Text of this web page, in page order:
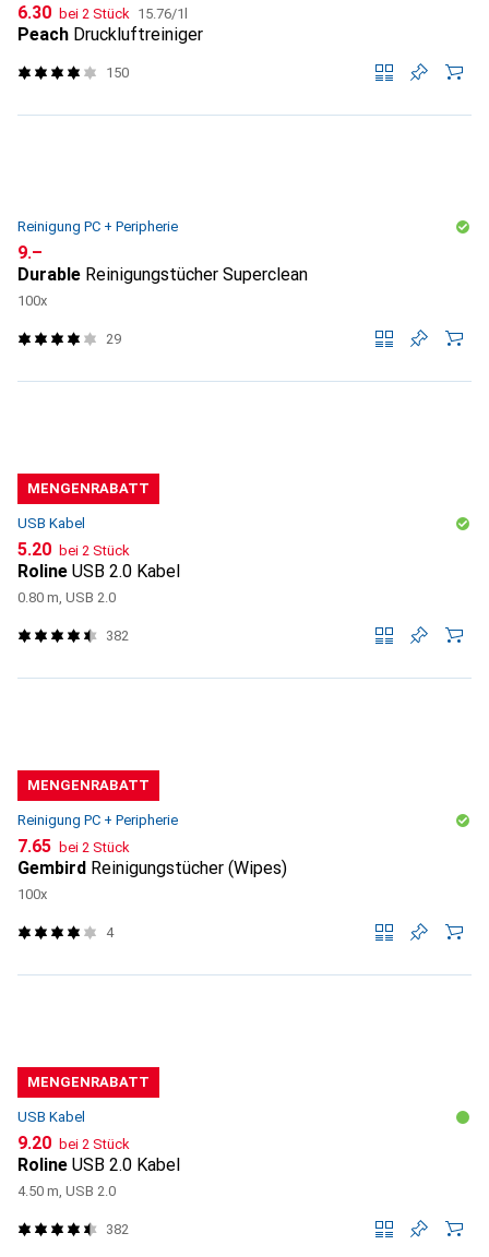
CHF
6.30 bei 2 Stück CHF
15.76/1l
Peach Druckluftreiniger
150
Reinigung PC + Peripherie
CHF
9.–
Durable Reinigungstücher Superclean
100x
29
MENGENRABATT
USB Kabel
CHF
5.20 bei 2 Stück
Roline USB 2.0 Kabel
0.80 m, USB 2.0
382
MENGENRABATT
Reinigung PC + Peripherie
CHF
7.65 bei 2 Stück
Gembird Reinigungstücher (Wipes)
100x
4
MENGENRABATT
USB Kabel
CHF
9.20 bei 2 Stück
Roline USB 2.0 Kabel
4.50 m, USB 2.0
382